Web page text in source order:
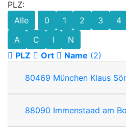
PLZ:
Alle
0 1 2 3 4
A
C I
N
PLZ
Ort Name (2)
80469 München Klaus
88090 Immenstaad am